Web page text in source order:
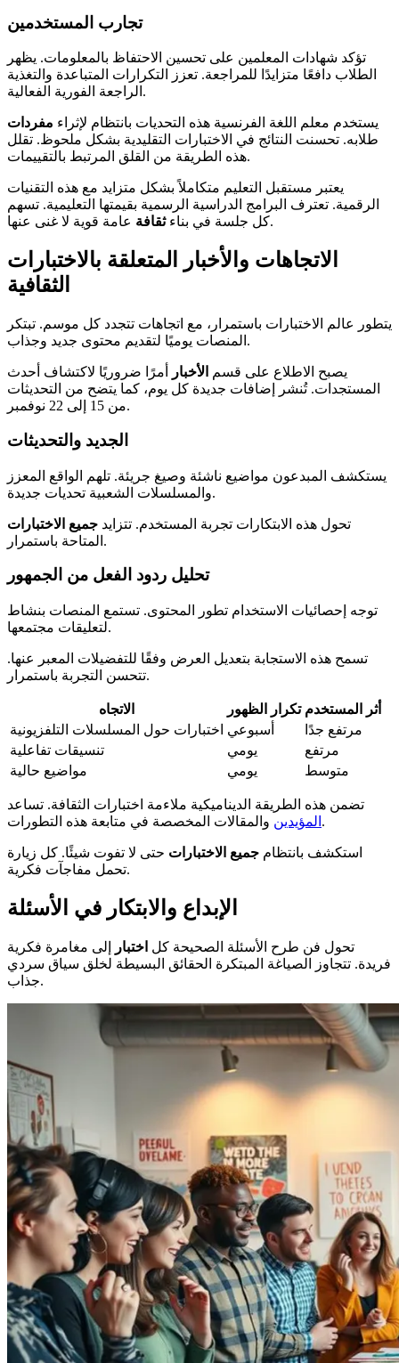
تجارب المستخدمين
تؤكد شهادات المعلمين على تحسين الاحتفاظ بالمعلومات. يظهر
الطلاب دافعًا متزايدًا للمراجعة. تعزز التكرارات المتباعدة والتغذية
الراجعة الفورية الفعالية.
يستخدم معلم اللغة الفرنسية هذه التحديات بانتظام لإثراء مفردات
طلابه. تحسنت النتائج في الاختبارات التقليدية بشكل ملحوظ. تقلل
هذه الطريقة من القلق المرتبط بالتقييمات.
يعتبر مستقبل التعليم متكاملاً بشكل متزايد مع هذه التقنيات
الرقمية. تعترف البرامج الدراسية الرسمية بقيمتها التعليمية. تسهم
كل جلسة في بناءثقافة عامة قوية لا غنى عنها.
الاتجاهات والأخبار المتعلقة بالاختبارات
الثقافية
يتطور عالم الاختبارات باستمرار، مع اتجاهات تتجدد كل موسم. تبتكر
المنصات يوميًا لتقديم محتوى جديد وجذاب.
يصبح الاطلاع على قسم الأخبار
أمرًا ضروريًا لاكتشاف أحدث
المستجدات. تُنشر إضافات جديدة كل يوم، كما يتضح من التحديثات
من 15 إلى 22 نوفمبر.
الجديد والتحديثات
يستكشف المبدعون مواضيع ناشئة وصيغ جريئة. تلهم الواقع المعزز
والمسلسلات الشعبية تحديات جديدة.
تحول هذه الابتكارات تجربة المستخدم. تتزايد جميع الاختبارات
المتاحة باستمرار.
تحليل ردود الفعل من الجمهور
توجه إحصائيات الاستخدام تطور المحتوى. تستمع المنصات بنشاط
لتعليقات مجتمعها.
تسمح هذه الاستجابة بتعديل العرض وفقًا للتفضيلات المعبر عنها.
تتحسن التجربة باستمرار.
الاتجاه تكرار الظهور أثر المستخدم
اختبارات حول المسلسلات التلفزيونية أسبوعي
مرتفع جدًا
تنسيقات تفاعلية
يومي
مرتفع
مواضيع حالية
يومي متوسط
تضمن هذه الطريقة الديناميكية ملاءمة اختبارات الثقافة. تساعد
المؤيدين والمقالات المخصصة في متابعة هذه التطورات.
استكشف بانتظام جميع الاختبارات حتى لا تفوت شيئًا. كل زيارة
تحمل مفاجآت فكرية.
الإبداع والابتكار في الأسئلة
تحول فن طرح الأسئلة الصحيحة كل اختبار
إلى مغامرة فكرية
فريدة. تتجاوز الصياغة المبتكرة الحقائق البسيطة لخلق سياق سردي
جذاب.